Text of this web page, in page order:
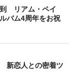
リアム・ペイ
バム4周年をお祝
新恋人との密着ツ